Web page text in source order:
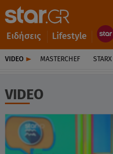
Ειδήσεις Lifestyle
VIDEO MASTERCHEF STARX
VIDEO